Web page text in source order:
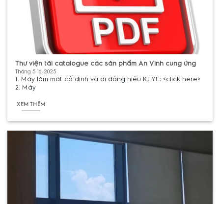
Thư viện tải catalogue các sản phẩm An Vinh cung ứng
Tháng 5 16, 2025
1. Máy làm mát cố định và di động hiệu KEYE: <click here>
2. Máy
XEM THÊM